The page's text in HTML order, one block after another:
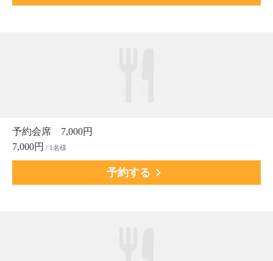
予約会席 7,000円
7,000円 / 1名様
予約する